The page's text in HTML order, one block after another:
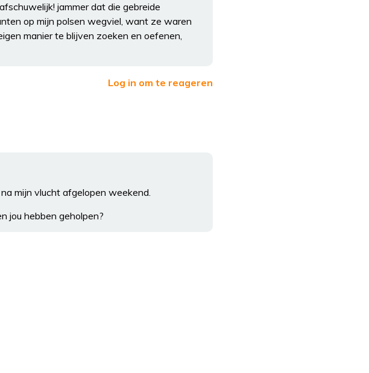
jammer dat die gebreide
op mijn polsen wegviel, want ze waren
manier te blijven zoeken en oefenen,
Log in om te reageren
mijn vlucht afgelopen weekend.
jou hebben geholpen?